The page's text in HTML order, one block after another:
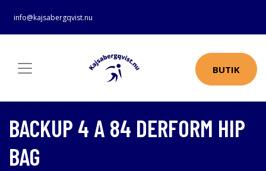
info@kajsabergqvist.nu
BUTIK
BACKUP 4 A 84 DERFORM HIP
BAG